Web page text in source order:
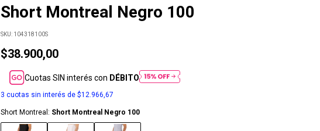
Short Montreal Negro 100
SKU: 104318100S
$38.900,00
Cuotas SIN interés con DÉBITO
3 cuotas sin interés de $12.966,67
Short Montreal: Short Montreal Negro 100